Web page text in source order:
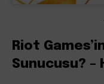
Riot
Sunucusu? –